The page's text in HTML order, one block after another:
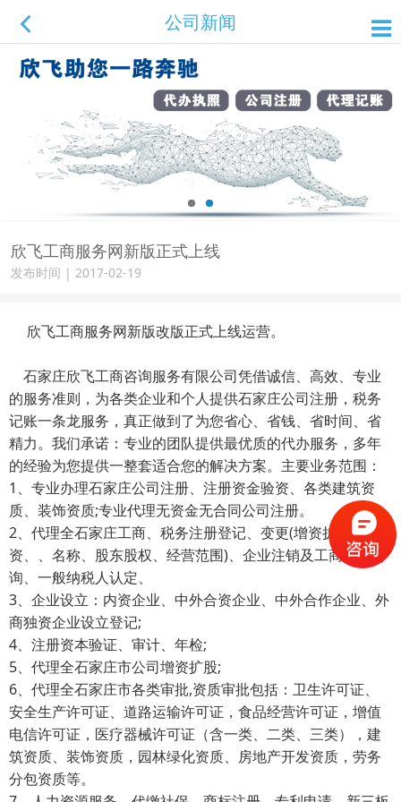
公司新闻
欣飞工商服务网新版正式上线
发布时间 | 2017-02-19
欣飞工商服务网新版改版正式上线运营。
石家庄欣飞工商咨询服务有限公司凭借诚信、高效、专业
的服务准则，为各类企业和个人提供石家庄公司注册，税务
记账一条龙服务，真正做到了为您省心、省钱、省时间、省
精力。我们承诺：专业的团队提供最优质的代办服务，多年
的经验为您提供一整套适合您的解决方案。主要业务范围：
1、专业办理石家庄公司注册、注册资金验资、各类建筑资
质、装饰资质;专业代理无资金无合同公司注册。
2、代理全石家庄工商、税务注册登记、变更(增资扩股、减
资、、名称、股东股权、经营范围)、企业注销及工商税务咨
询、一般纳税人认定、
3、企业设立：内资企业、中外合资企业、中外合作企业、外
商独资企业设立登记;
4、注册资本验证、审计、年检;
5、代理全石家庄市公司增资扩股;
6、代理全石家庄市各类审批,资质审批包括：卫生许可证、
安全生产许可证、道路运输许可证，食品经营许可证，增值
电信许可证，医疗器械许可证（含一类、二类、三类），建
筑资质、装饰资质，园林绿化资质、房地产开发资质，劳务
分包资质等。